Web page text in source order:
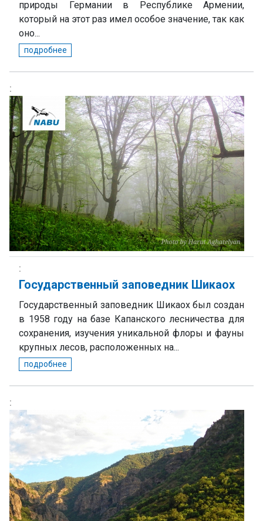
природы Германии в Республике Армении,
который на этот раз имел особое значение, так как
оно...
подробнее
Государственный заповедник Шикаох
Государственный заповедник Шикаох был создан
в 1958 году на базе Капанского лесничества для
сохранения, изучения уникальной флоры и фауны
крупных лесов, расположенных на...
подробнее